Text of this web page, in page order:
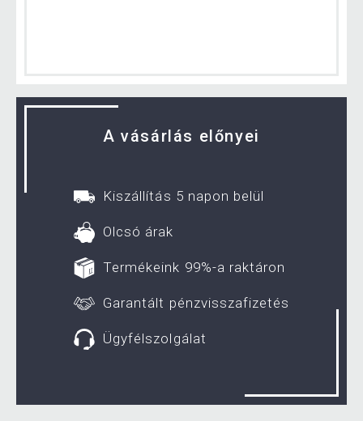
A vásárlás előnyei
Kiszállítás 5 napon belül
Olcsó árak
Termékeink 99%-a raktáron
Garantált pénzvisszafizetés
Ügyfélszolgálat